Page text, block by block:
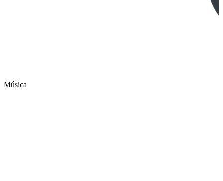
Música